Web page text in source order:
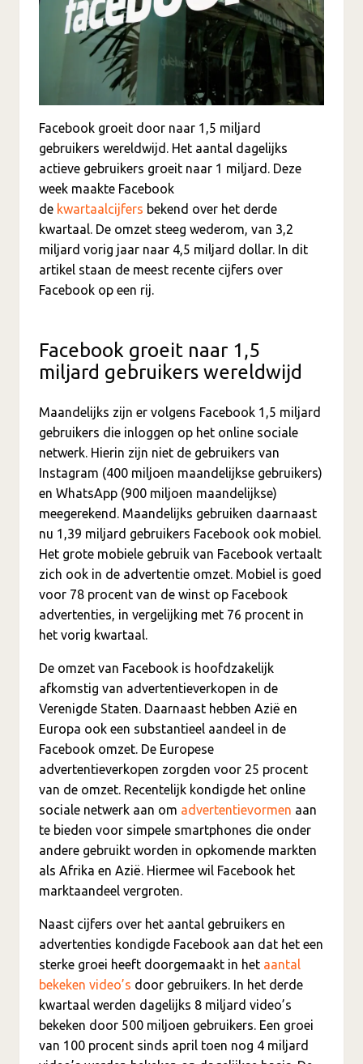
Facebook groeit door naar 1,5 miljard
gebruikers wereldwijd. Het aantal dagelijks
actieve gebruikers groeit naar 1 miljard. Deze
week maakte Facebook
de kwartaalcijfers bekend over het derde
kwartaal. De omzet steeg wederom, van 3,2
miljard vorig jaar naar 4,5 miljard dollar. In dit
artikel staan de meest recente cijfers over
Facebook op een rij.
Facebook groeit naar 1,5
miljard gebruikers wereldwijd
Maandelijks zijn er volgens Facebook 1,5 miljard
gebruikers die inloggen op het online sociale
netwerk. Hierin zijn niet de gebruikers van
Instagram (400 miljoen maandelijkse gebruikers)
en WhatsApp (900 miljoen maandelijkse)
meegerekend. Maandelijks gebruiken daarnaast
nu 1,39 miljard gebruikers Facebook ook mobiel.
Het grote mobiele gebruik van Facebook vertaalt
zich ook in de advertentie omzet. Mobiel is goed
voor 78 procent van de winst op Facebook
advertenties, in vergelijking met 76 procent in
het vorig kwartaal.
De omzet van Facebook is hoofdzakelijk
afkomstig van advertentieverkopen in de
Verenigde Staten. Daarnaast hebben Azië en
Europa ook een substantieel aandeel in de
Facebook omzet. De Europese
advertentieverkopen zorgden voor 25 procent
van de omzet. Recentelijk kondigde het online
sociale netwerk aan om advertentievormen aan
te bieden voor simpele smartphones die onder
andere gebruikt worden in opkomende markten
als Afrika en Azië. Hiermee wil Facebook het
marktaandeel vergroten.
Naast cijfers over het aantal gebruikers en
advertenties kondigde Facebook aan dat het een
sterke groei heeft doorgemaakt in het aantal
bekeken video’s door gebruikers. In het derde
kwartaal werden dagelijks 8 miljard video’s
bekeken door 500 miljoen gebruikers. Een groei
van 100 procent sinds april toen nog 4 miljard